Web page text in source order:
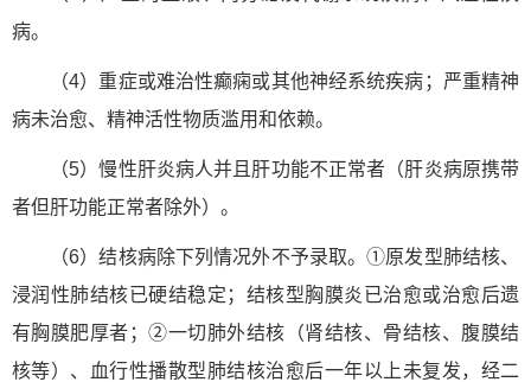
病。
（4）重症或难治性癫痫或其他神经系统疾病；严重精神
病未治愈、精神活性物质滥用和依赖。
（5）慢性肝炎病人并且肝功能不正常者（肝炎病原携带
者但肝功能正常者除外）。
（6）结核病除下列情况外不予录取。①原发型肺结核、
浸润性肺结核已硬结稳定；结核型胸膜炎已治愈或治愈后遗
有胸膜肥厚者；②一切肺外结核（肾结核、骨结核、腹膜结
核等）、血行性播散型肺结核治愈后一年以上未复发，经二